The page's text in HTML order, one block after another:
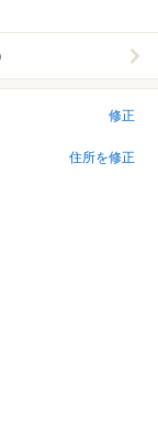
修正
住所を修正